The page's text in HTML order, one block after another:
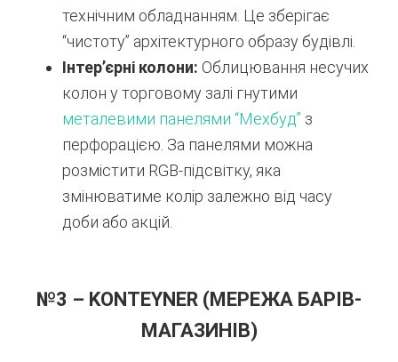
технічним обладнанням. Це зберігає
“чистоту” архітектурного образу будівлі.
Інтер’єрні колони: Облицювання несучих
колон у торговому залі гнутими
металевими панелями “Мехбуд” з
перфорацією. За панелями можна
розмістити RGB-підсвітку, яка
змінюватиме колір залежно від часу
доби або акцій.
№3 – KONTEYNER (МЕРЕЖА БАРІВ-
МАГАЗИНІВ)